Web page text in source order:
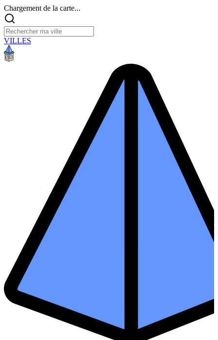
Chargement de la carte...
VILLES